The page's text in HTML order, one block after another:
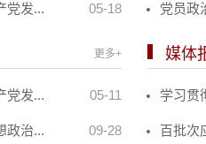
05-18
党发... 党员政
更多+
05-11
党发...
09-28
政治...
媒体
学习贯
百批次